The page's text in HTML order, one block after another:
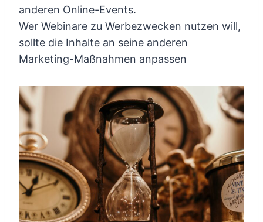
anderen Online-Events.
Wer Webinare zu Werbezwecken nutzen will,
sollte die Inhalte an seine anderen
Marketing-Maßnahmen anpassen